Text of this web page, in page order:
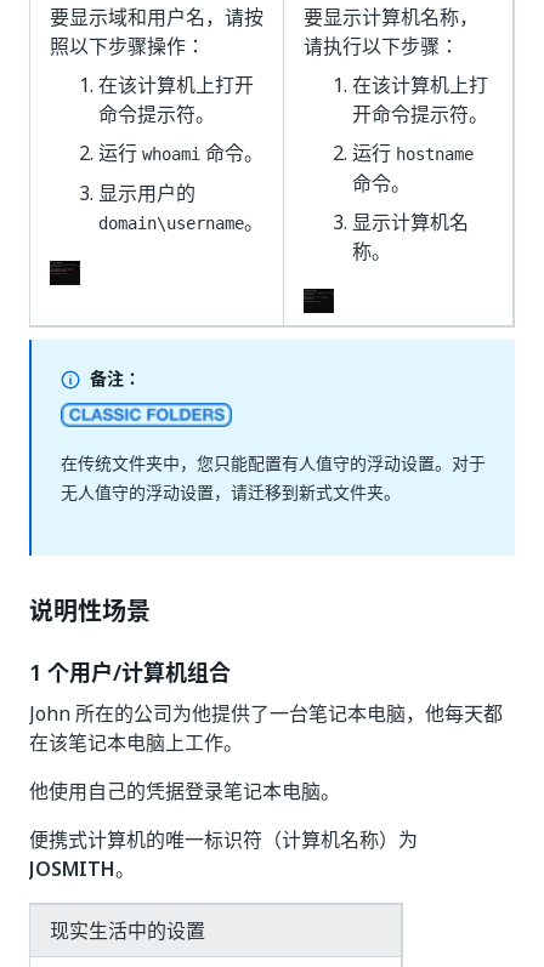
要显示域和用户名，请按
照以下步骤操作：
在该计算机上打开
命令提示符。
运行 whoami 命令。
显示用户的
domain\username。
要显示计算机名称，
请执行以下步骤：
在该计算机上打
开命令提示符。
运行 hostname
命令。
显示计算机名
称。
备注：
在传统文件夹中，您只能配置有人值守的浮动设置。对于
无人值守的浮动设置，请迁移到新式文件夹。
说明性场景
1 个用户/计算机组合
John 所在的公司为他提供了一台笔记本电脑，他每天都
在该笔记本电脑上工作。
他使用自己的凭据登录笔记本电脑。
便携式计算机的唯一标识符（计算机名称）为
JOSMITH。
现实生活中的设置